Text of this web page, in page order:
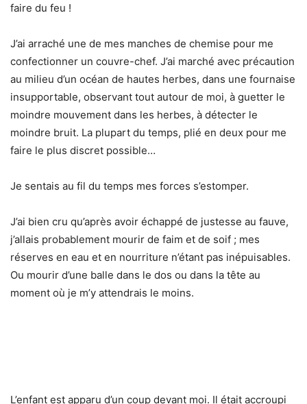
faire du feu !
J’ai arraché une de mes manches de chemise pour me
confectionner un couvre-chef. J’ai marché avec précaution
au milieu d’un océan de hautes herbes, dans une fournaise
insupportable, observant tout autour de moi, à guetter le
moindre mouvement dans les herbes, à détecter le
moindre bruit. La plupart du temps, plié en deux pour me
faire le plus discret possible…
Je sentais au fil du temps mes forces s’estomper.
J’ai bien cru qu’après avoir échappé de justesse au fauve,
j’allais probablement mourir de faim et de soif ; mes
réserves en eau et en nourriture n’étant pas inépuisables.
Ou mourir d’une balle dans le dos ou dans la tête au
moment où je m’y attendrais le moins.
L’enfant est apparu d’un coup devant moi. Il était accroupi